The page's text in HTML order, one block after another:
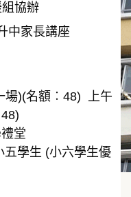
協辦
中家長講座
場)(名額︰48) 上午
堂
五學生 (小六學生優